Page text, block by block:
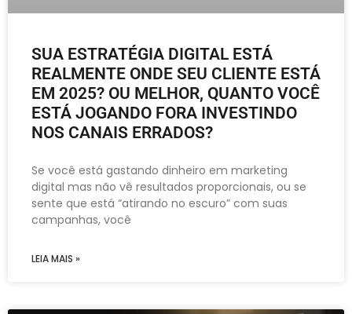
SUA ESTRATÉGIA DIGITAL ESTÁ
REALMENTE ONDE SEU CLIENTE ESTÁ
EM 2025? OU MELHOR, QUANTO VOCÊ
ESTÁ JOGANDO FORA INVESTINDO
NOS CANAIS ERRADOS?
Se você está gastando dinheiro em marketing
digital mas não vê resultados proporcionais, ou se
sente que está “atirando no escuro” com suas
campanhas, você
LEIA MAIS »